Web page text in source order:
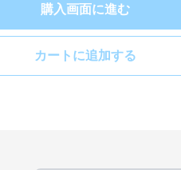
購入画面に進む
カートに追加する